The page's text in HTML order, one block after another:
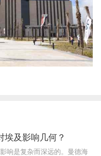
埃及影响几何？
响是复杂而深远的。曼德海